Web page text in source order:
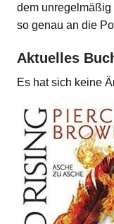
dem unregelmäßig
so genau an die
Aktuelles
Es hat sich keine